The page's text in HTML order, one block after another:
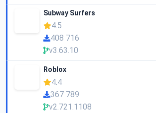
Subway Surfers
4.5
408 716
v3.63.10
Roblox
4.4
367 789
v2.721.1108